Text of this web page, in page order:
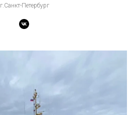
г.Санкт-Петербург